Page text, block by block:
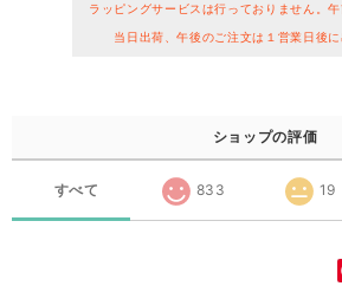
ラッピングサービスは行っておりません。
当日出荷、午後のご注文は１営業日後に
ショップの評価
すべて 833 19